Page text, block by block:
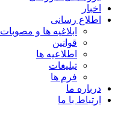
اخبار
اطلاع رسانی
ابلاغیه ها و مصوبات
قوانین
اطلاعیه ها
تبلیغات
فرم ها
درباره ما
ارتباط با ما